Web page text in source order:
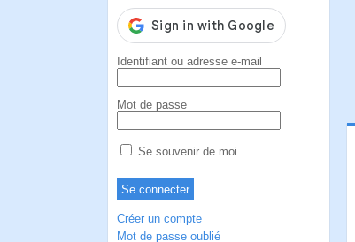
Identifiant ou adresse e-mail
Mot de passe
Se souvenir de moi
Créer un compte
Mot de passe oublié